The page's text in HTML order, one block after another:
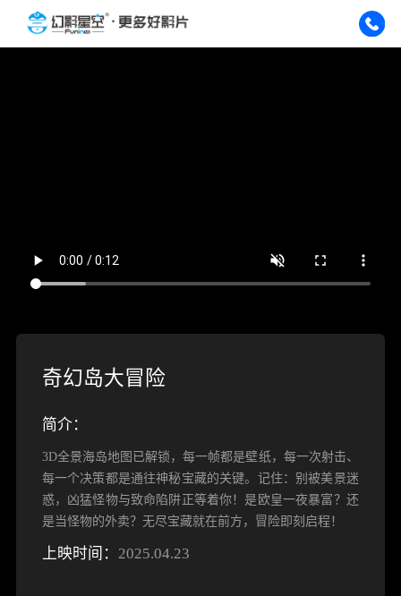
奇幻岛大冒险
简介：
3D全景海岛地图已解锁，每一帧都是壁纸，每一次射击、
每一个决策都是通往神秘宝藏的关键。记住：别被美景迷
惑，凶猛怪物与致命陷阱正等着你！是欧皇一夜暴富？还
是当怪物的外卖？无尽宝藏就在前方，冒险即刻启程！
上映时间： 2025.04.23